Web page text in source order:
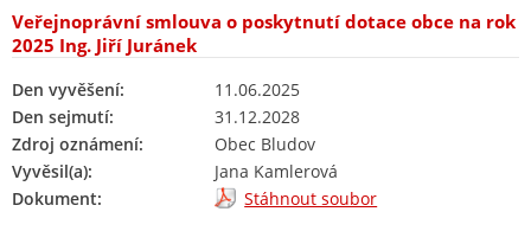
Veřejnoprávní smlouva o poskytnutí dotace obce na rok
2025 Ing. Jiří Juránek
Den vyvěšení:
11.06.2025
Den sejmutí:
31.12.2028
Zdroj oznámení:
Obec Bludov
Vyvěsil(a):
Jana Kamlerová
Dokument:
Stáhnout soubor